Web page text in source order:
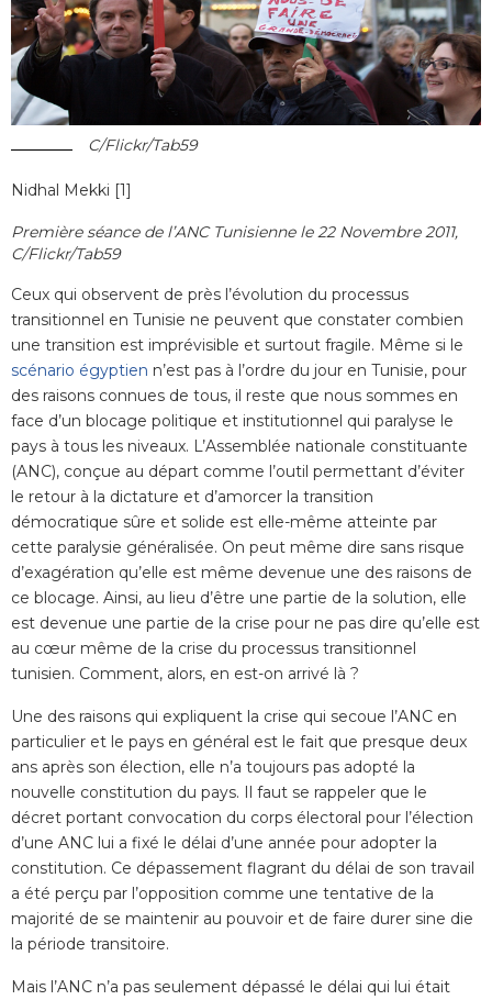
C/Flickr/Tab59
Nidhal Mekki [1]
Première séance de l’ANC Tunisienne le 22 Novembre 2011,
C/Flickr/Tab59
Ceux qui observent de près l’évolution du processus
transitionnel en Tunisie ne peuvent que constater combien
une transition est imprévisible et surtout fragile. Même si le
scénario égyptien n’est pas à l’ordre du jour en Tunisie, pour
des raisons connues de tous, il reste que nous sommes en
face d’un blocage politique et institutionnel qui paralyse le
pays à tous les niveaux. L’Assemblée nationale constituante
(ANC), conçue au départ comme l’outil permettant d’éviter
le retour à la dictature et d’amorcer la transition
démocratique sûre et solide est elle-même atteinte par
cette paralysie généralisée. On peut même dire sans risque
d’exagération qu’elle est même devenue une des raisons de
ce blocage. Ainsi, au lieu d’être une partie de la solution, elle
est devenue une partie de la crise pour ne pas dire qu’elle est
au cœur même de la crise du processus transitionnel
tunisien. Comment, alors, en est-on arrivé là ?
Une des raisons qui expliquent la crise qui secoue l’ANC en
particulier et le pays en général est le fait que presque deux
ans après son élection, elle n’a toujours pas adopté la
nouvelle constitution du pays. Il faut se rappeler que le
décret portant convocation du corps électoral pour l’élection
d’une ANC lui a fixé le délai d’une année pour adopter la
constitution. Ce dépassement flagrant du délai de son travail
a été perçu par l’opposition comme une tentative de la
majorité de se maintenir au pouvoir et de faire durer sine die
la période transitoire.
Mais l’ANC n’a pas seulement dépassé le délai qui lui était